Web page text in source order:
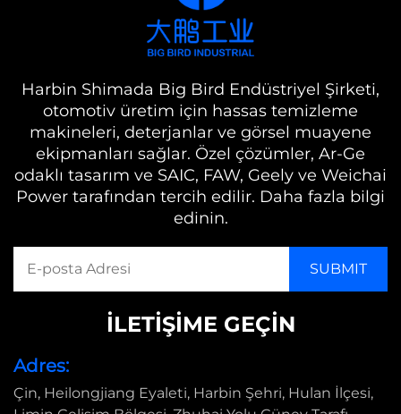
Harbin Shimada Big Bird Endüstriyel Şirketi,
otomotiv üretim için hassas temizleme
makineleri, deterjanlar ve görsel muayene
ekipmanları sağlar. Özel çözümler, Ar-Ge
odaklı tasarım ve SAIC, FAW, Geely ve Weichai
Power tarafından tercih edilir. Daha fazla bilgi
edinin.
İLETIŞIME GEÇIN
Adres:
Çin, Heilongjiang Eyaleti, Harbin Şehri, Hulan İlçesi,